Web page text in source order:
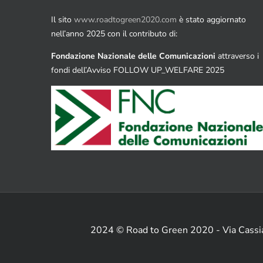
Il sito www.roadtogreen2020.com è stato aggiornato
nell’anno 2025 con il contributo di:
Fondazione Nazionale delle Comunicazioni attraverso i
fondi dell’Avviso FOLLOW UP_WELFARE 2025
2024 © Road to Green 2020 - Via